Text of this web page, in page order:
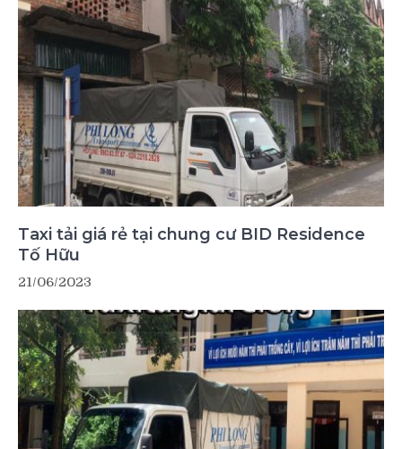
Taxi tải giá rẻ tại chung cư BID Residence
Tố Hữu
21/06/2023